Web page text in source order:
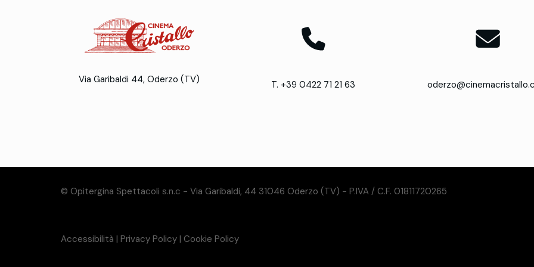
Via Garibaldi 44, Oderzo (TV) T. +39 0422 71 21 63
© Opitergina Spettacoli s.n.c - Via Garibaldi, 44 31046 Oderzo (TV) - P.IVA / C.F. 01811720265
Accessibilità | Privacy Policy | Cookie Policy